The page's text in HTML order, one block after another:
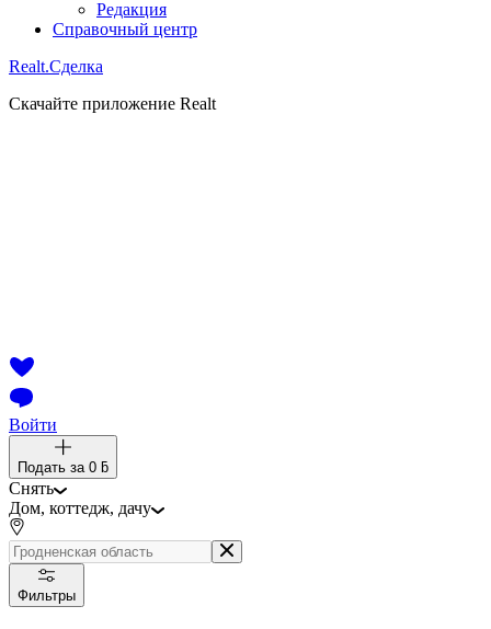
Редакция
Справочный центр
Realt.Сделка
Скачайте приложение Realt
Войти
Подать за 0 ƃ
Снять
Дом, коттедж, дачу
Фильтры